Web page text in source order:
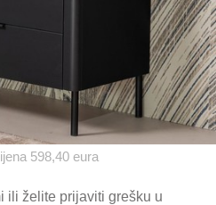
598,40 eura
ili želite prijaviti grešku u